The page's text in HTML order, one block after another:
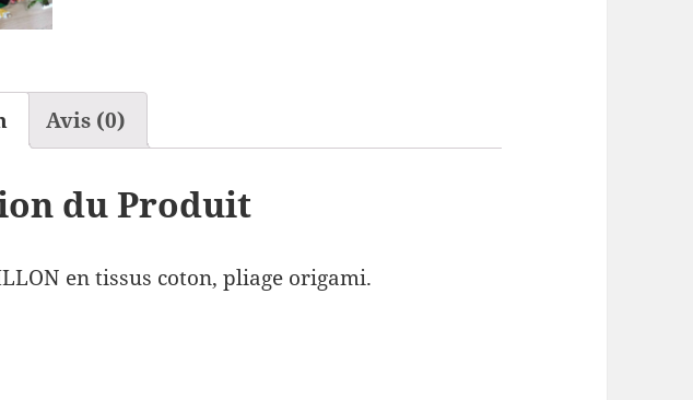
Avis (0)
du Produit
en tissus coton, pliage origami.